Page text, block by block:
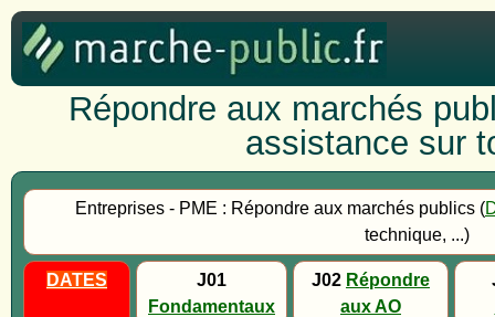
Répondre aux marchés
assistance sur
Entreprises - PME : Répondre aux marchés publics (
technique, ...)
DATES
J01
Fondamentaux
J02 Répondre
aux AO